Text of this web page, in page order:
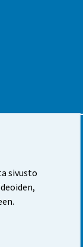
sivusto